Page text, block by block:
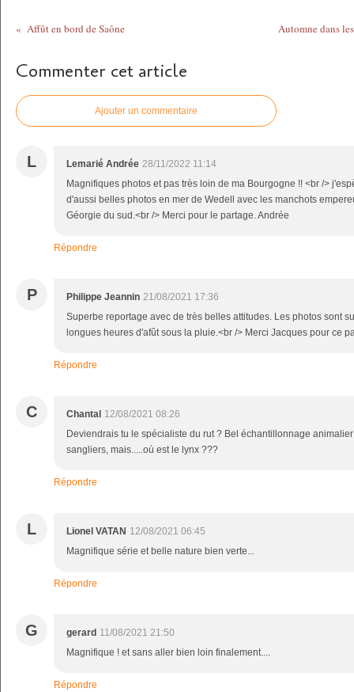
Affût en bord de Saône Automne dans
Commenter cet article
Ajouter un commentaire
L Lemarié Andrée 28/11/2022 11:14
Magnifiques photos et pas très loin de ma Bourgogne !! <br />
d'aussi belles photos en mer de Wedell avec les manchots
Géorgie du sud.<br /> Merci pour le partage. Andrée
Répondre
P Philippe Jeannin 21/08/2021 17:36
Superbe reportage avec de très belles attitudes. Les photos sont
longues heures d'afût sous la pluie.<br /> Merci Jacques pour ce
Répondre
C Chantal 12/08/2021 08:26
Deviendrais tu le spécialiste du rut ? Bel échantillonnage
sangliers, mais.....où est le lynx ???
Répondre
L Lionel VATAN 12/08/2021 06:45
Magnifique série et belle nature bien verte...
Répondre
G gerard 11/08/2021 21:50
Magnifique ! et sans aller bien loin finalement....
Répondre